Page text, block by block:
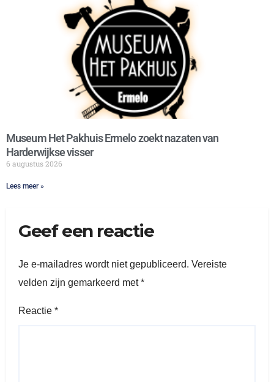
Museum Het Pakhuis Ermelo zoekt nazaten van
Harderwijkse visser
6 augustus 2026
Lees meer »
Geef een reactie
Je e-mailadres wordt niet gepubliceerd. Vereiste
velden zijn gemarkeerd met*
Reactie *